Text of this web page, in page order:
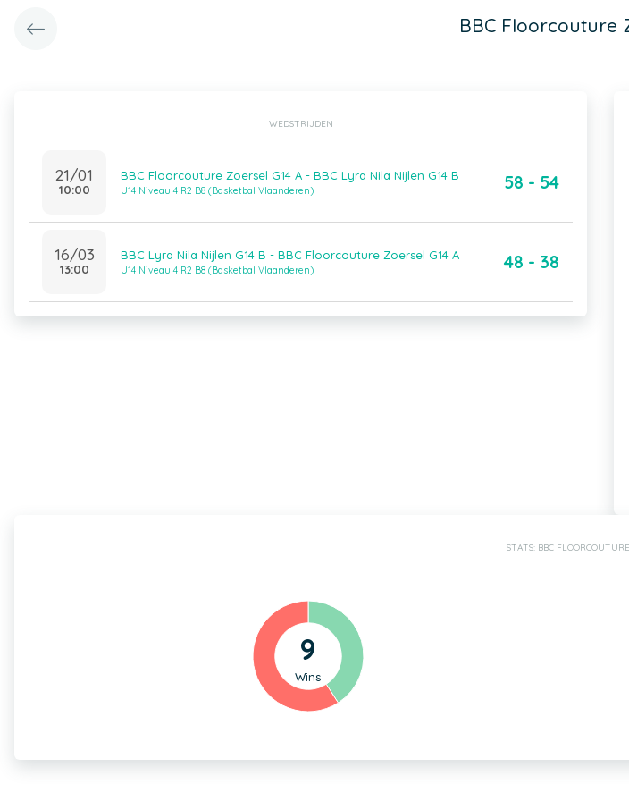
BBC Floorcouture
WEDSTRIJDEN
21/01
10:00
BBC Floorcouture Zoersel G14 A - BBC Lyra Nila Nijlen G14 B
U14 Niveau 4 R2 B8 (Basketbal Vlaanderen) 58 - 54
16/03
13:00
BBC Lyra Nila Nijlen G14 B - BBC Floorcouture Zoersel G14 A
U14 Niveau 4 R2 B8 (Basketbal Vlaanderen) 48 - 38
STATS: BBC
9
Wins